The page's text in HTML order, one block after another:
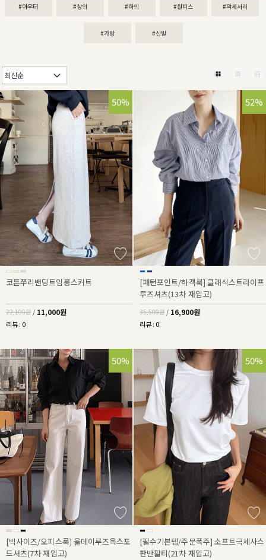
#아우터 #상의 #하의 #원피스 #악세서리
#가방 #신발
50%
코튼쭈리밴딩트임롱스커트
22,100원 / 11,000원
리뷰 : 0
52%
[패턴포인트/하객룩] 클래식스트라이프
루즈셔츠(13차 재입고)
35,500원 / 16,900원
리뷰 : 0
50%
[빅사이즈/오피스룩] 올데이루즈옥스포
드셔츠(7차 재입고)
50%
[필수기본템/주문폭주] 소프트극세사스
판반팔티(21차 재입고)